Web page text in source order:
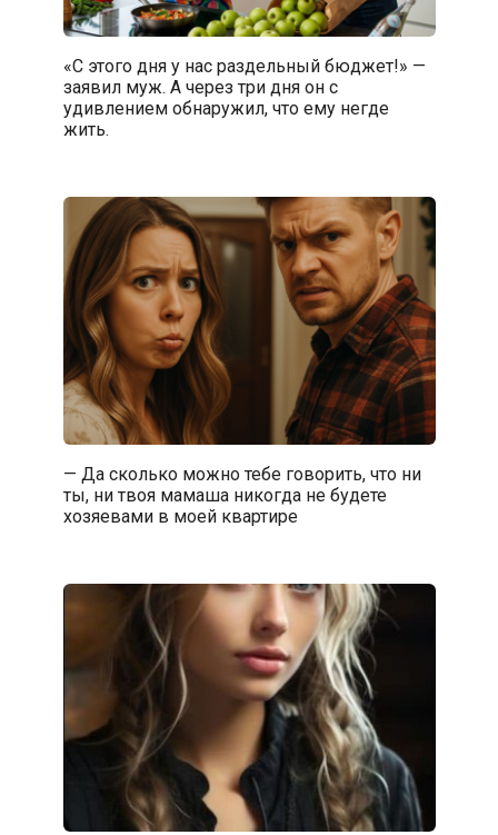
«С этого дня у нас раздельный бюджет!» —
заявил муж. А через три дня он с
удивлением обнаружил, что ему негде
жить.
— Да сколько можно тебе говорить, что ни
ты, ни твоя мамаша никогда не будете
хозяевами в моей квартире